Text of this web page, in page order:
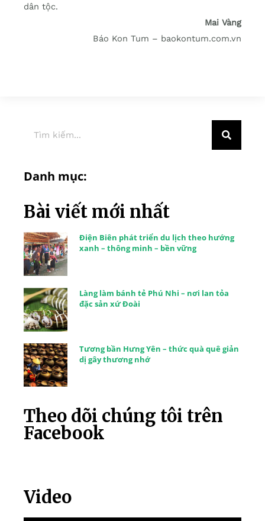
dân tộc.
Mai Vàng
Báo Kon Tum – baokontum.com.vn
Danh mục:
Bài viết mới nhất
Điện Biên phát triển du lịch theo hướng
xanh – thông minh – bền vững
Làng làm bánh tẻ Phú Nhi – nơi lan tỏa
đặc sản xứ Đoài
Tương bần Hưng Yên – thức quà quê giản
dị gây thương nhớ
Theo dõi chúng tôi trên
Facebook
Video